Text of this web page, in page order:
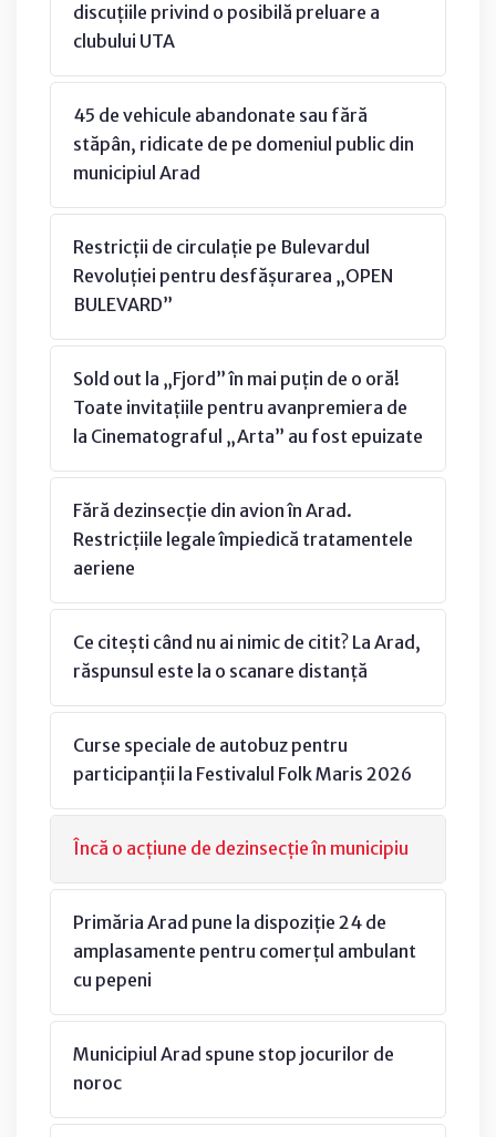
discuțiile privind o posibilă preluare a
clubului UTA
45 de vehicule abandonate sau fără
stăpân, ridicate de pe domeniul public din
municipiul Arad
Restricții de circulație pe Bulevardul
Revoluției pentru desfășurarea „OPEN
BULEVARD”
Sold out la „Fjord” în mai puțin de o oră!
Toate invitațiile pentru avanpremiera de
la Cinematograful „Arta” au fost epuizate
Fără dezinsecție din avion în Arad.
Restricțiile legale împiedică tratamentele
aeriene
Ce citești când nu ai nimic de citit? La Arad,
răspunsul este la o scanare distanță
Curse speciale de autobuz pentru
participanții la Festivalul Folk Maris 2026
Încă o acțiune de dezinsecție în municipiu
Primăria Arad pune la dispoziție 24 de
amplasamente pentru comerțul ambulant
cu pepeni
Municipiul Arad spune stop jocurilor de
noroc